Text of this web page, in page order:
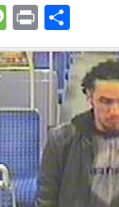
Message
Print